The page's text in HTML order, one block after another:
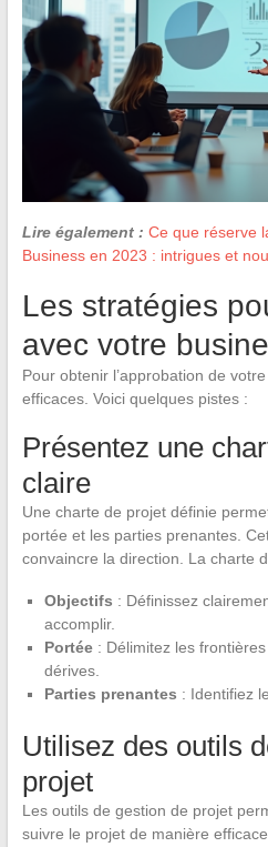
Lire également : Ce que réserve
Business en 2023 : intrigues et
Les stratégies
avec votre
Pour obtenir l’approbation de
efficaces. Voici quelques pistes :
Présentez une
claire
Une charte de projet définie
portée et les parties prenantes.
convaincre la direction. La charte
Objectifs : Définissez
accomplir.
Portée: Délimitez les
dérives.
Parties prenantes : Identifiez
Utilisez des outils
projet
Les outils de gestion de projet
suivre le projet de manière